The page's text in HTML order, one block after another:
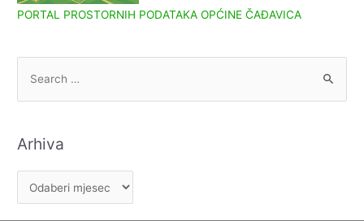
PORTAL PROSTORNIH PODATAKA OPĆINE ČAĐAVICA
Arhiva
r